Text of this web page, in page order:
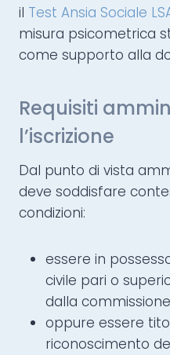
il Test Ansia Sociale
misura psicometrica
come supporto alla
Requisiti
l’iscrizione
Dal punto di vista
deve soddisfare
condizioni:
essere in
civile pari o
dalla commissione
oppure essere
riconoscimento